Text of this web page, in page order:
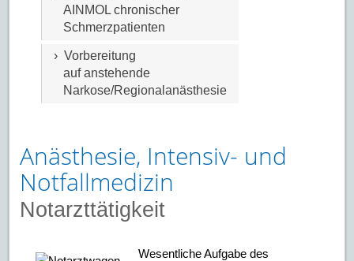
AINMOL chronischer
Schmerzpatienten
› Vorbereitung
auf anstehende
Narkose/Regionalanästhesie
Anästhesie, Intensiv- und
Notfallmedizin
Notarzttätigkeit
Wesentliche Aufgabe des